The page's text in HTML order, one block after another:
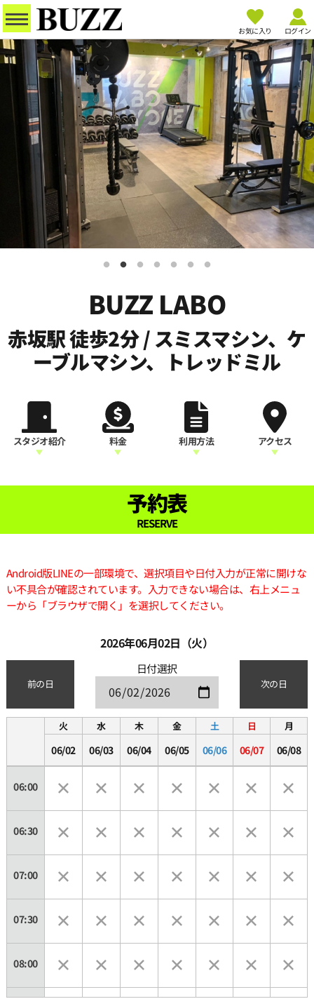
お気に入り ログイン
BUZZ LABO
赤坂駅 徒歩2分 / スミスマシン、ケ
ーブルマシン、トレッドミル
スタジオ紹介 料金 利用方法 アクセス
予約表
RESERVE
Android版LINEの一部環境で、選択項目や日付入力が正常に開けな
い不具合が確認されています。入力できない場合は、右上メニュ
ーから「ブラウザで開く」を選択してください。
2026年06月02日（火）
前の日
日付選択
次の日
火
06/02
水
06/03
木
06/04
金
06/05
土
06/06
日
06/07
月
06/08
06:00
06:30
07:00
07:30
08:00